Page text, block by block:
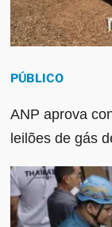
PÚBLICO
ANP aprova
leilões de gás